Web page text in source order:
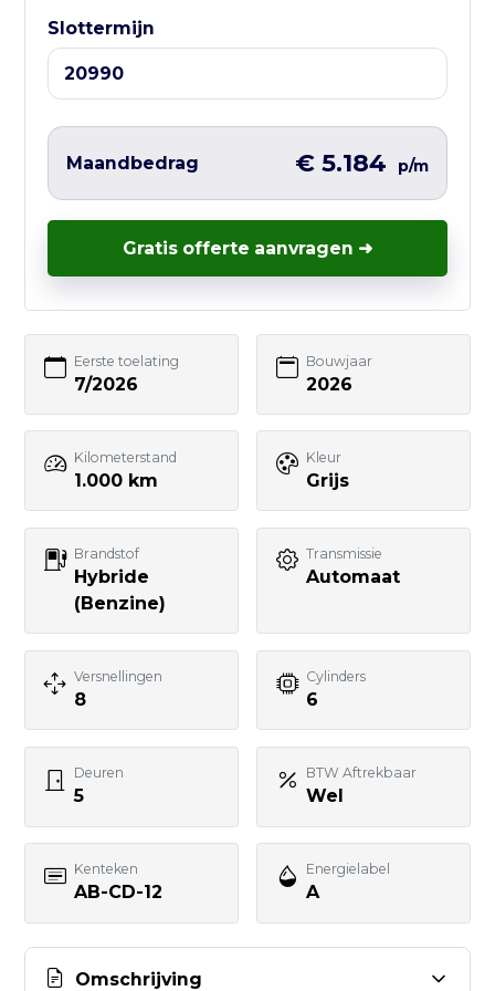
Liever direct contact?
Vul hieronder het korte formulier in en
E-mailadres
Telefoonnummer
Uw bericht
Slottermijn
Maandbedrag € 5.184 p/m
Gratis offerte aanvragen ➜
Eerste toelating
7/2026
Bouwjaar
2026
Kilometerstand
1.000 km
Kleur
Grijs
Brandstof
Hybride
(Benzine)
Transmissie
Automaat
Versnellingen
8
Cylinders
6
Deuren
5
BTW Aftrekbaar
Wel
Kenteken
AB-CD-12
Energielabel
A
Omschrijving